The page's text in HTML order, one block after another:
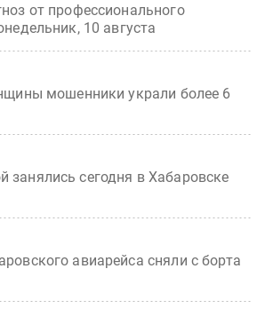
от профессионального
10 августа
мошенники украли более 6
занялись сегодня в Хабаровске
авиарейса сняли с борта